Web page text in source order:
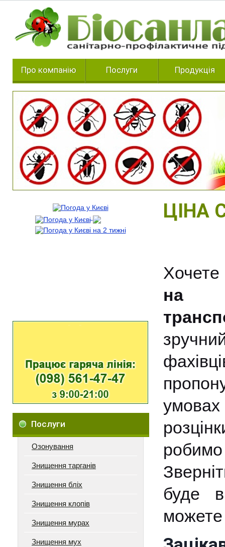
Про компанію Послуги Продукція
Послуги
Озонування
Знищення тарганів
Знищення бліх
Знищення клопів
Знищення мурах
Знищення мух
ЦІНА
на
буде